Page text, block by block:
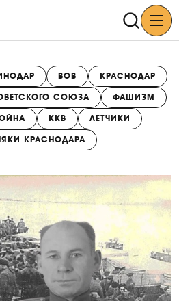
ВОВ КРАСНОДАР
СОЮЗА ФАШИЗМ
ККВ ЛЕТЧИКИ
КРАСНОДАРА